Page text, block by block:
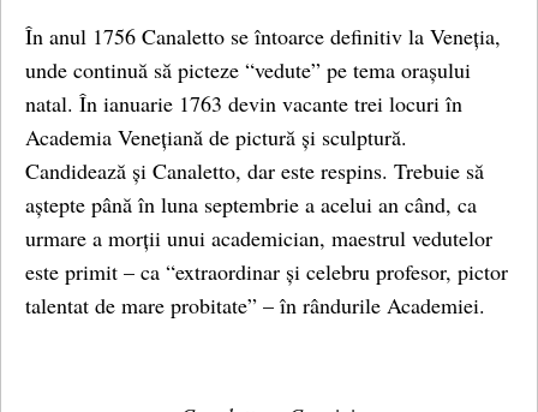
În anul 1756 Canaletto se întoarce definitiv la Veneția,
unde continuă să picteze “vedute” pe tema orașului
natal. În ianuarie 1763 devin vacante trei locuri în
Academia Venețiană de pictură și sculptură.
Candidează și Canaletto, dar este respins. Trebuie să
aștepte până în luna septembrie a acelui an când, ca
urmare a morții unui academician, maestrul vedutelor
este primit – ca “extraordinar și celebru profesor, pictor
talentat de mare probitate” – în rândurile Academiei.